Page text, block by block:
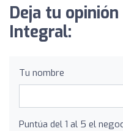
Deja tu
Integral:
Tu nombre
Puntúa del 1 al 5 el